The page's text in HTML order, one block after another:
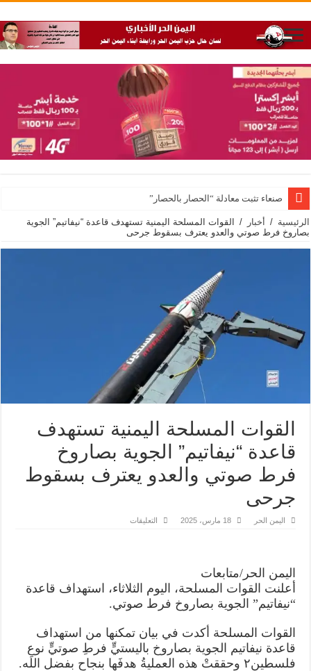
صنعاء تثبت معادلة “الحصار بالحصار”
الرئيسية / أخبار /
القوات المسلحة اليمنية تستهدف قاعدة “نيفاتيم” الجوية
بصاروخ فرط صوتي والعدو يعترف بسقوط جرحى
القوات المسلحة اليمنية تستهدف
قاعدة “نيفاتيم” الجوية بصاروخ
فرط صوتي والعدو يعترف بسقوط
جرحى
اليمن الحر 18 مارس، 2025 التعليقات
الجوية
بصاروخ
فرط
صوتي
يعترف
بسقوط
جرحى
مغلقة
اليمن الحر/متابعات
أعلنت القوات المسلحة، اليوم الثلاثاء، استهداف قاعدة
“نيفاتيم” الجوية بصاروخ فرط صوتي.
القوات المسلحة أكدت في بيان تمكنها من استهداف
قاعدة نيفاتيم الجوية بصاروخ باليستيٍّ فرطِ صوتيٍّ نوعِ
فلسطين٢ وحققتْ هذه العمليةُ هدفَها بنجاحٍ بفضل الله.